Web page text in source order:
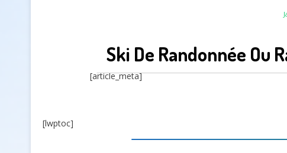
Ski De Randonnée Ou
[article_meta]
[lwptoc]